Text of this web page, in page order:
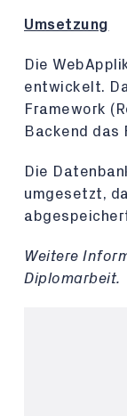
Umsetzung
Die
entwickelt.
Framework
Backend das
Die
umgesetzt,
Weitere
Diplomarbeit.